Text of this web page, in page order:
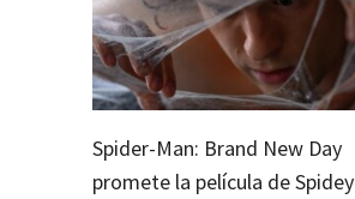
Spider-Man: Brand New Day
promete la película de Spidey